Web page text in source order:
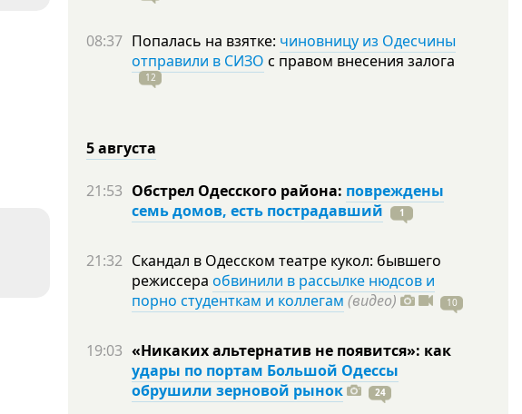
08:37 Попалась на взятке: чиновницу из Одесчины
отправили в СИЗО с правом внесения залога
12
5 августа
21:53 Обстрел Одесского района: повреждены
семь домов, есть пострадавший
1
21:32 Скандал в Одесском театре кукол: бывшего
режиссера обвинили в рассылке нюдсов и
порно студенткам и коллегам (видео) 10
19:03 «Никаких альтернатив не появится»: как
удары по портам Большой Одессы
обрушили зерновой рынок
24